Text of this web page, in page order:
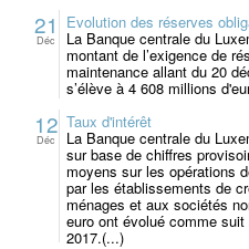
21
Déc
Evolution des réserves
La Banque centrale du
montant de l’exigence de
maintenance allant du 20
s’élève à 4 608 millions
12
Déc
Taux d'intérêt
La Banque centrale du
sur base de chiffres
moyens sur les opérations
par les établissements de
ménages et aux sociétés
euro ont évolué comme
2017.(...)